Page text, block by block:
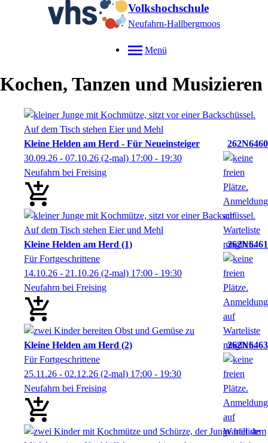
Volkshochschule
Neufahrn-Hallbergmoos
Menü
Kochen, Tanzen und Musizieren
Kleine Helden am Herd - Für Neueinsteiger
262N6460
30.09.26 - 07.10.26 (2-mal) 17:00 - 19:30
Neufahrn bei Freising
Kleine Helden am Herd (1)
262N6461
Für Fortgeschrittene
14.10.26 - 21.10.26 (2-mal) 17:00 - 19:30
Neufahrn bei Freising
Kleine Helden am Herd (2)
262N6463
Für Fortgeschrittene
25.11.26 - 02.12.26 (2-mal) 17:00 - 19:30
Neufahrn bei Freising